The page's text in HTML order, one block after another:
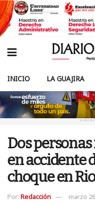
INICIO LA GUAJIRA
Dos
en accidente
choque en
Por: Redacción marzo